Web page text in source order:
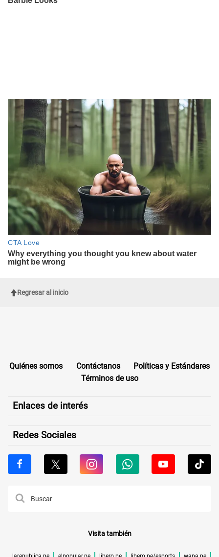
Regresar al inicio
Quiénes somos Contáctanos
Políticas y Estándares
Términos de uso
Enlaces de interés
Redes Sociales
Visita también